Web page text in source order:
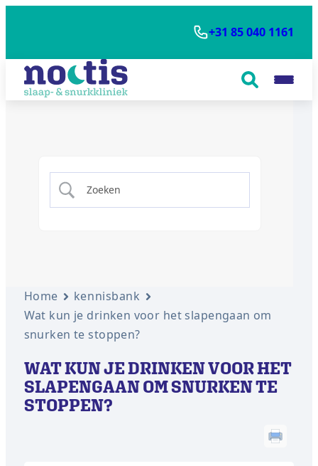
+31 85 040 1161
Home
kennisbank
Wat kun je drinken voor het slapengaan om
snurken te stoppen?
WAT KUN JE DRINKEN VOOR HET
SLAPENGAAN OM SNURKEN TE
STOPPEN?